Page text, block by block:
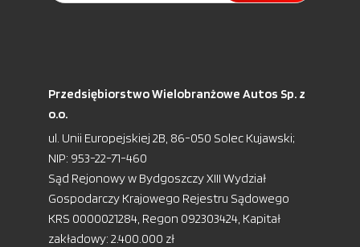
Przedsiębiorstwo Wielobranżowe Autos Sp. z
o.o.
ul. Unii Europejskiej 2B, 86-050 Solec Kujawski;
NIP: 953-22-71-460
Sąd Rejonowy w Bydgoszczy XIII Wydział
Gospodarczy Krajowego Rejestru Sądowego
KRS 0000021284, Regon 092303424, Kapitał
zakładowy: 2.400.000 zł